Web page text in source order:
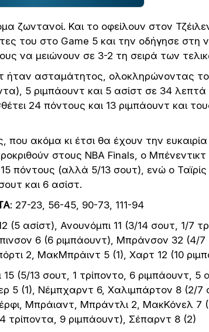
ζωντανοί. Και το οφείλουν στον
του στο Game 5 και την οδήγησε στη
να μειώνουν σε 3-2 τη σειρά των
ήταν ασταμάτητος, ολοκληρώνοντας
5 ριμπάουντ και 5 ασίστ σε 34
24 πόντους και 13 ριμπάουντ και
που ακόμα κι έτσι θα έχουν την
στους NBA Finals, o
πόντους (αλλά 5/13 σουτ), ενώ ο
και 6 ασίστ.
: 27-23, 56-45, 90-73, 111-94
(5 ασίστ), Ανουνόμπι 11 (3/14 σουτ, 1/7
6 (6 ριμπάουντ), Μπράνσον 32 (4/7
2, ΜακΜπράιντ 5 (1), Χαρτ 12 (10
15 (5/13 σουτ, 1 τρίποντο, 6 ριμπάουντ, 5
5 (1), Νέμπχαρντ 6, Χαλιμπάρτον 8 (2/7
Μπράιαντ, Μπράντλι 2, ΜακΚόνελ 7
τρίποντα, 9 ριμπάουντ), Σέπαρντ 8 (2)